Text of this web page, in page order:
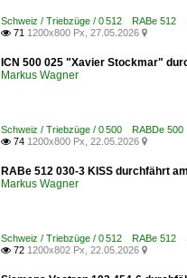
Schweiz / Triebzüge / 0 512 RABe 512
 71 1200x800 Px, 27.05.2026 
ICN 500 025 "Xavier Stockmar"
Markus Wagner
Schweiz / Triebzüge / 0 500 RABDe
 74 1200x800 Px, 22.05.2026 
RABe 512 030-3 KISS durchfährt
Markus Wagner
Schweiz / Triebzüge / 0 512 RABe 512
 72 1200x802 Px, 22.05.2026 